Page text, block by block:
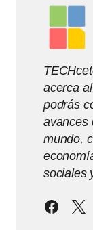
acerca
podrás
avances
mundo,
sociales